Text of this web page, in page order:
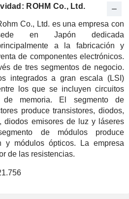
ROHM Co., Ltd.
Co., Ltd. es una empresa con
en Japón dedicada
a la fabricación y
de componentes electrónicos.
de tres segmentos de negocio.
integrados a gran escala (LSI)
los que se incluyen circuitos
memoria. El segmento de
produce transistores, diodos,
diodos emisores de luz y láseres
de módulos produce
y módulos ópticos. La empresa
de las resistencias.